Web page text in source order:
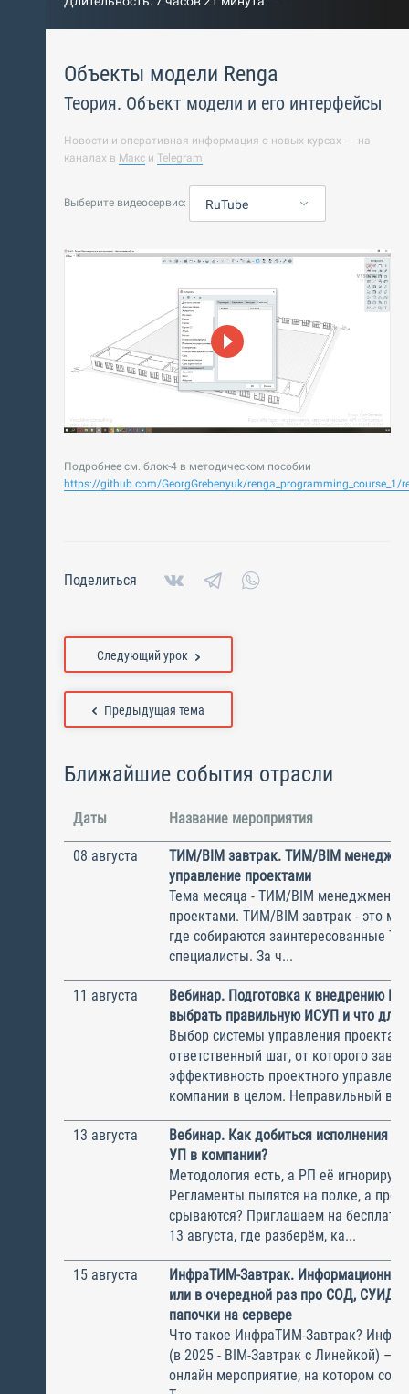
Объекты модели Renga
Теория. Объект модели и его интерфейсы
Новости и оперативная информация о новых курсах — на
каналах в Макс и Telegram.
Выберите видеосервис: RuTube
Подробнее см. блок-4 в методическом пособии
https://github.com/GeorgGrebenyuk/renga_programming_course_1/
Поделиться
Предыдущая тема
Следующий урок
Ближайшие события отрасли
Даты Название мероприятия
08 августа
ТИМ/BIM завтрак. ТИМ/BIM
управление проектами
Тема месяца - ТИМ/BIM менеджмент и
проектами. ТИМ/BIM завтрак - это
где собираются заинтересованные
специалисты. За ч...
11 августа
Вебинар. Подготовка к внедрению
выбрать правильную ИСУП и что для
Выбор системы управления
ответственный шаг, от которого
эффективность проектного
компании в целом. Неправильный
13 августа
Вебинар. Как добиться исполнения
УП в компании?
Методология есть, а РП её
Регламенты пылятся на полке, а
срываются? Приглашаем на
13 августа, где разберём, ка...
15 августа
ИнфраТИМ-Завтрак.
или в очередной раз про СОД, СУИД и
папочки на сервере
Что такое ИнфраТИМ-Завтрак?
(в 2025 - BIM-Завтрак с Линейкой) –
онлайн мероприятие, на котором